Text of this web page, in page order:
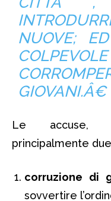
NUOVE;
GIOVANI.Â€
Le accuse,
principalmente
corruzione di
sovvertire